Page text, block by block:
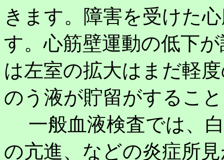
きます。障害を受けた
す。心筋壁運動の低下
は左室の拡大はまだ軽
のう液が貯留がするこ
一般血液検査では、白
の亢進、などの炎症所